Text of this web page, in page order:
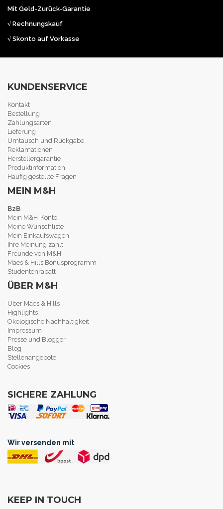
Mit Geld-Zurück-Garantie
√ Rechnungskauf
√ Skonto auf Vorkasse
KUNDENSERVICE
Kontakt
Bestellung
Zahlungsarten
Lieferung
Umtausch und Rückgabe
Reklamationen
Herstellergarantie
Produktinformation
Häufig gestellte Fragen
MEIN M&H
B2B
Mein M&H-Konto
Meine Wunschliste
Mein Einkaufswagen
Ihre Meinung zählt
Freunde von M&H
Maes & Hills Bonusprogramm
Studentenrabatt
ÜBER M&H
Über Maes & Hills
Highlights
Ökologische Nachhaltigkeit
Impressum
Presse und Blogger
Blog
Stellenangebote
Cookies
SICHERE ZAHLUNG
Wir versenden mit
KEEP IN TOUCH